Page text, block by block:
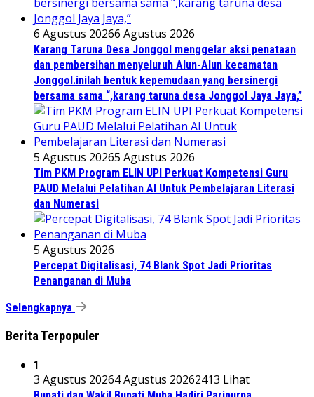
6 Agustus 20266 Agustus 2026
Karang Taruna Desa Jonggol menggelar aksi penataan
dan pembersihan menyeluruh Alun-Alun kecamatan
Jonggol.inilah bentuk kepemudaan yang bersinergi
bersama sama “,karang taruna desa Jonggol Jaya Jaya,”
5 Agustus 20265 Agustus 2026
Tim PKM Program ELIN UPI Perkuat Kompetensi Guru
PAUD Melalui Pelatihan AI Untuk Pembelajaran Literasi
dan Numerasi
5 Agustus 2026
Percepat Digitalisasi, 74 Blank Spot Jadi Prioritas
Penanganan di Muba
Selengkapnya
Berita Terpopuler
1
3 Agustus 20264 Agustus 20262413 Lihat